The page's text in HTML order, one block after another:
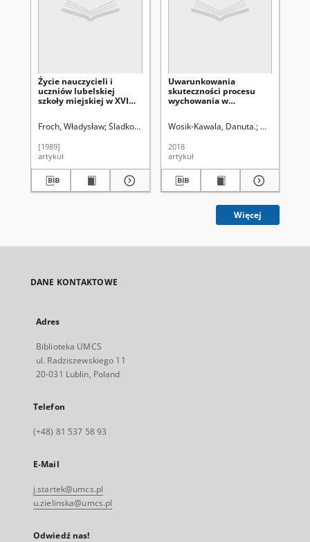
Życie nauczycieli i
uczniów lubelskiej
szkoły miejskiej w XVI
Froch, Władysław Śladkowski, Wiesław (1935-). Red.
[1989]
artykuł
Uwarunkowania
skuteczności procesu
wychowania w
Wosik-Kawala, Danuta. Uniwersytet
2018
artykuł
Więcej
DANE KONTAKTOWE
Adres
Biblioteka UMCS
ul. Radziszewskiego 11
20-031 Lublin, Poland
Telefon
(+48) 81 537 58 93
E-Mail
j.startek@umcs.pl
u.zielinska@umcs.pl
Odwiedź nas!